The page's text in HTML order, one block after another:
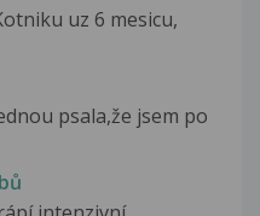
uz 6 mesicu,
psala,že jsem po